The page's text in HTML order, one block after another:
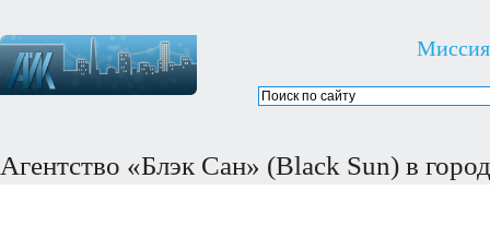
Миссия
Агентство «Блэк Сан» (Black Sun) в